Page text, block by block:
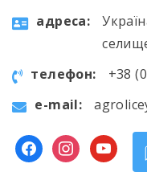
aдресa:
телефон:
+38
e-mail:
facebookinstagram
youtube